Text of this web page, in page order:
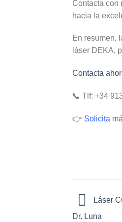
Contacta con
hacia la
En resumen,
láser DEKA,
Contacta
📞 Tlf: +34
👉 Solicita
Láser
Dr. Luna